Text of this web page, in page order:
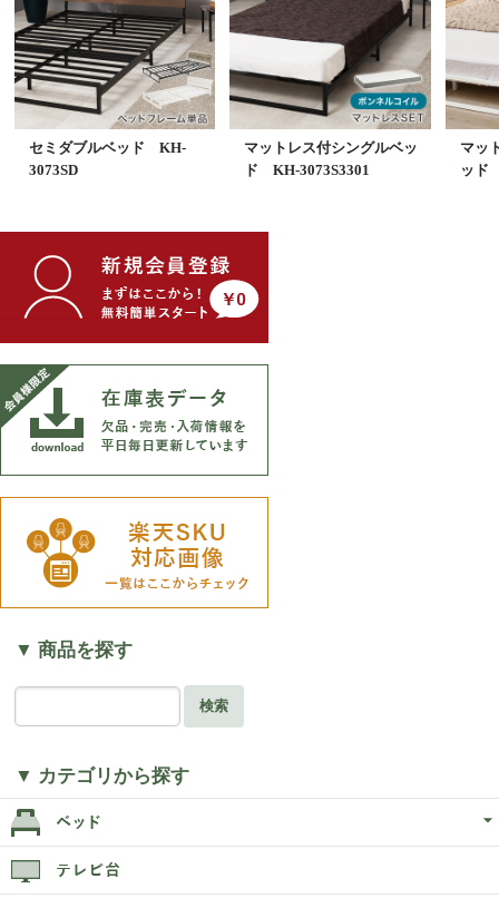
セミダブルベッド KH-
3073SD
マットレス付シングルベッ
ド KH-3073S3301
マッ
ッド
▼ 商品を探す
検索
▼ カテゴリから探す